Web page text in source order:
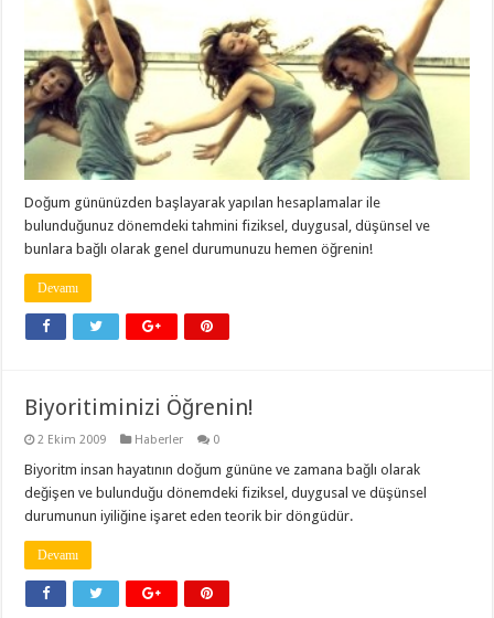
Doğum gününüzden başlayarak yapılan hesaplamalar ile
bulunduğunuz dönemdeki tahmini fiziksel, duygusal, düşünsel ve
bunlara bağlı olarak genel durumunuzu hemen öğrenin!
Devamı
Biyoritiminizi Öğrenin!
2 Ekim 2009 Haberler 0
Biyoritm insan hayatının doğum gününe ve zamana bağlı olarak
değişen ve bulunduğu dönemdeki fiziksel, duygusal ve düşünsel
durumunun iyiliğine işaret eden teorik bir döngüdür.
Devamı